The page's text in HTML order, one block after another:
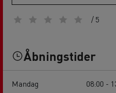
/ 5
Åbningstider
Mandag
08:00 -